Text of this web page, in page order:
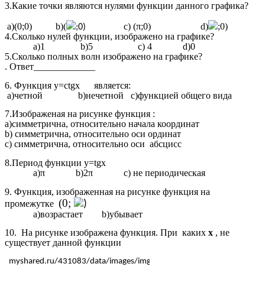
3.Какие точки являются нулями функции данного графика?
а)(0;0) b)( ;0) c) (π;0) d)
;0)
4.Сколько нулей функции, изображено на графике?
а)1 b)5 c) 4 d)0
5.Сколько полных волн изображено на графике?
. Ответ_____________
6. Функция y=сtgx является:
а)четной b)нечетной с)функцией общего вида
7.Изображеная на рисунке функция :
а)симметрична, относительно начала координат
b) симметрична, относительно оси ординат
с) симметрична, относительно оси абсцисс
8.Период функции y=tgx
а)π b)2π c) не периодическая
9. Функция, изображенная на рисунке функция на
промежутке (0; )
а)возрастает b)убывает
10. На рисунке изображена функция. При каких х , не
существует данной функции